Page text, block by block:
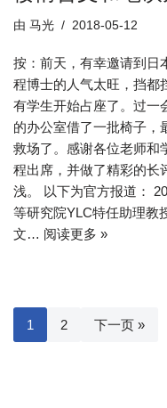
由 马光 2018-05-12
按：前天，有幸邀请到日
程博士的人气太旺，挡都
有学生开始占座了。过一
的办公室借了一批椅子，
救场了。感谢各位老师和
程出席，并做了精彩的长
浅。 以下为官方报道：
等研究院YLC特任助理教
文… 阅读更多 »
1 2 下一页 »